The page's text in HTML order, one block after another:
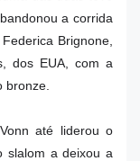
a corrida
Brignone,
dos EUA, com a
bronze.
até liderou o
slalom a deixou a